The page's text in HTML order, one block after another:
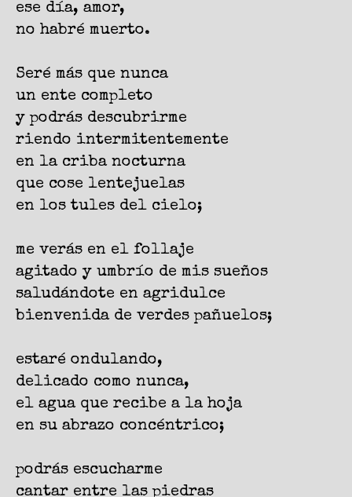
ese día, amor,
no habré muerto.
Seré más que nunca
un ente completo
y podrás descubrirme
riendo intermitentemente
en la criba nocturna
que cose lentejuelas
en los tules del cielo;
me verás en el follaje
agitado y umbrío de mis sueños
saludándote en agridulce
bienvenida de verdes pañuelos;
estaré ondulando,
delicado como nunca,
el agua que recibe a la hoja
en su abrazo concéntrico;
podrás escucharme
cantar entre las piedras